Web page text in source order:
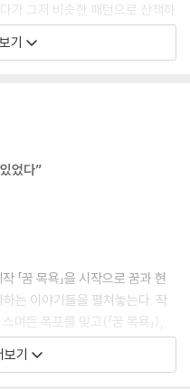
가 그저 비슷한 패턴으로 산책하
. 개는 어제의 그 개였다. 남자는
답하지 않는 것도 내가 어떤 하
보는 부모의 시선을 느끼고 입
일은 또 어떨지 모른다. 수민에
.
. 정신상태가 아주 그냥 너덜너
기
었다”
「꿈 목욕」을 시작으로 꿈과 현
는 이야기들을 펼쳐놓는다. 작
든 폭포를 맞고(「꿈 목욕」),
히며(「맴맴」), 인간이 점차 악
사건들이 태연하게 일어난다. 한
보기